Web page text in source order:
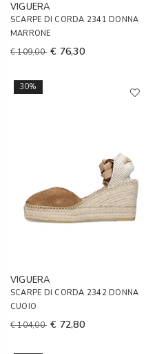
VIGUERA
SCARPE DI CORDA 2341 DONNA
MARRONE
€ 109,00 € 76,30
30%
VIGUERA
SCARPE DI CORDA 2342 DONNA
CUOIO
€ 104,00 € 72,80